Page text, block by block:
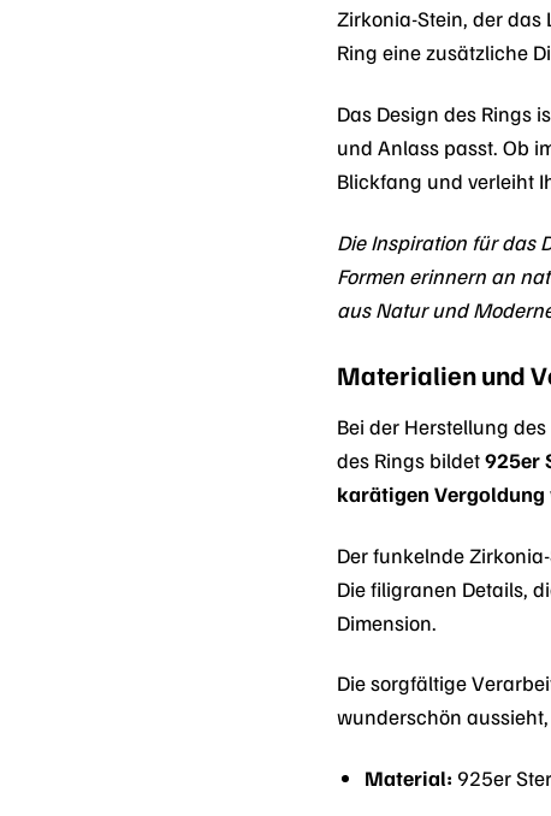
Zirkonia-Stein, der das
Ring eine zusätzliche
Das Design des Rings
und Anlass passt. Ob
Blickfang und verleiht
Die Inspiration für das
Formen erinnern an
aus Natur und
Materialien und
Bei der Herstellung
des Rings bildet925er
karätigen Vergoldung
Der funkelnde
Die filigranen Details,
Dimension.
Die sorgfältige
wunderschön
Material: 925er